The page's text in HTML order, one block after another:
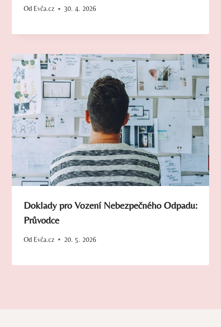
Od Evča.cz 30. 4. 2026
Doklady pro Vození Nebezpečného Odpadu:
Průvodce
Od Evča.cz 20. 5. 2026